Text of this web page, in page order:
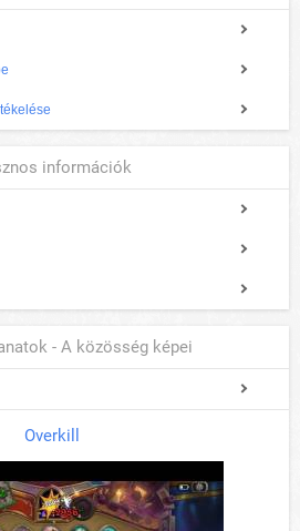
információk
- A közösség képei
Overkill